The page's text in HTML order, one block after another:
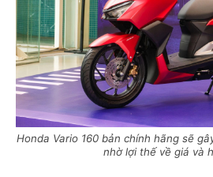
Honda Vario 160 bản chính hãng sẽ
nhờ lợi thế về giá và